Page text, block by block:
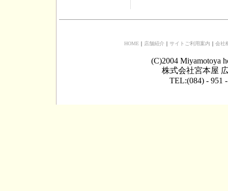
HOME ｜ 店舗紹介 ｜ サイトご利用案内 ｜ 会社
(C)2004 Miyamotoya
株式会社宮本屋
TEL:(084) - 951